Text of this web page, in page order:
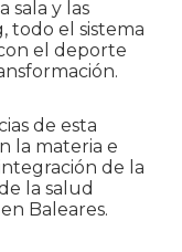
sala y las
todo el sistema
el deporte
de esta
la materia e
de la
la salud
Baleares.